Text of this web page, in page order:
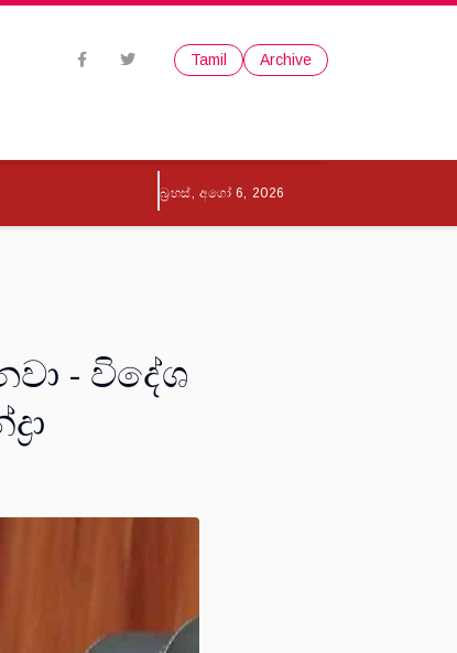
Tamil Archive
බ්‍රහස්, අගෝ 6, 2026
- විදේශ